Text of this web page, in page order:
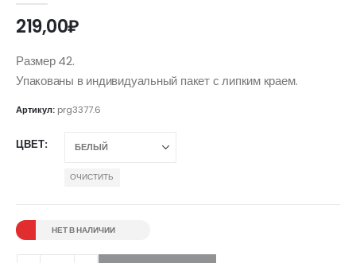
219,00₽
Размер 42.
Упакованы в индивидуальный пакет с липким краем.
Артикул: prg3377.6
ЦВЕТ
ОЧИСТИТЬ
НЕТ В НАЛИЧИИ